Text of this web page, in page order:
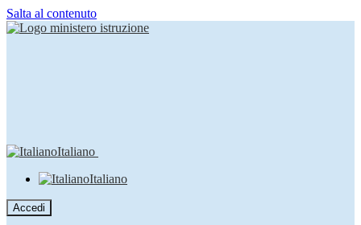
Salta al contenuto
Italiano
Italiano
Accedi